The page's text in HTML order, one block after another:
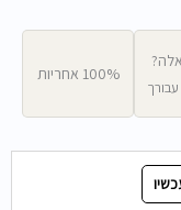
100% אחריות